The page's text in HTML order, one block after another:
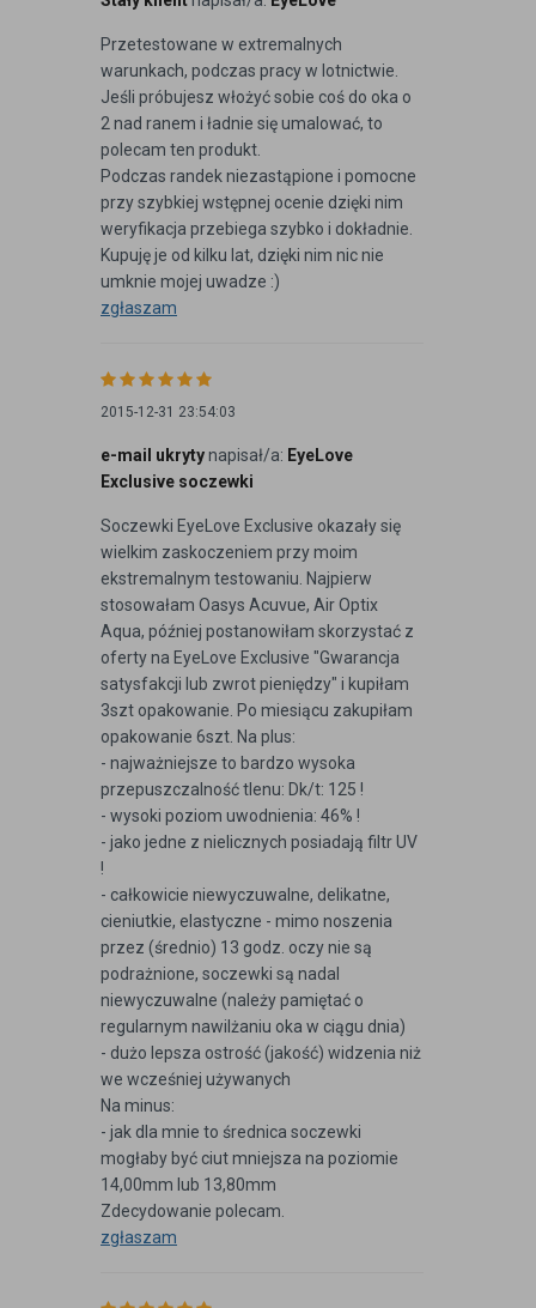
Przetestowane w extremalnych
warunkach, podczas pracy w lotnictwie.
Jeśli próbujesz włożyć sobie coś do oka o
2 nad ranem i ładnie się umalować, to
polecam ten produkt.
Podczas randek niezastąpione i pomocne
przy szybkiej wstępnej ocenie dzięki nim
weryfikacja przebiega szybko i dokładnie.
Kupuję je od kilku lat, dzięki nim nic nie
umknie mojej uwadze :)
zgłaszam
2015-12-31 23:54:03
e-mail ukrytynapisał/a: EyeLove
Exclusive soczewki
Soczewki EyeLove Exclusive okazały się
wielkim zaskoczeniem przy moim
ekstremalnym testowaniu. Najpierw
stosowałam Oasys Acuvue, Air Optix
Aqua, później postanowiłam skorzystać z
oferty na EyeLove Exclusive "Gwarancja
satysfakcji lub zwrot pieniędzy" i kupiłam
3szt opakowanie. Po miesiącu zakupiłam
opakowanie 6szt. Na plus:
- najważniejsze to bardzo wysoka
przepuszczalność tlenu: Dk/t: 125 !
- wysoki poziom uwodnienia: 46% !
- jako jedne z nielicznych posiadają filtr UV
!
- całkowicie niewyczuwalne, delikatne,
cieniutkie, elastyczne - mimo noszenia
przez (średnio) 13 godz. oczy nie są
podrażnione, soczewki są nadal
niewyczuwalne (należy pamiętać o
regularnym nawilżaniu oka w ciągu dnia)
- dużo lepsza ostrość (jakość) widzenia niż
we wcześniej używanych
Na minus:
- jak dla mnie to średnica soczewki
mogłaby być ciut mniejsza na poziomie
14,00mm lub 13,80mm
Zdecydowanie polecam.
zgłaszam